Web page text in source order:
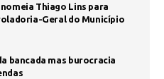
Thiago Lins para
Geral do Município
bancada mas burocracia